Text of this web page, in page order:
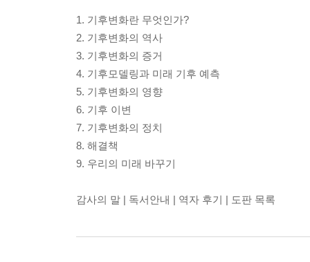
1. 기후변화란 무엇인가?
2. 기후변화의 역사
3. 기후변화의 증거
4. 기후모델링과 미래 기후 예측
5. 기후변화의 영향
6. 기후 이변
7. 기후변화의 정치
8. 해결책
9. 우리의 미래 바꾸기
감사의 말 | 독서안내 | 역자 후기 | 도판 목록